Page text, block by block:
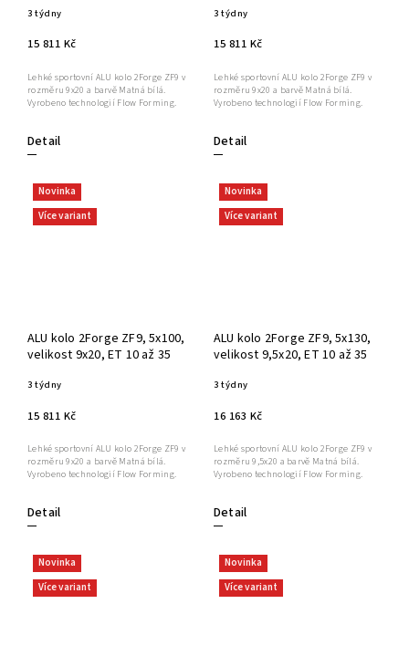
3 týdny
15 811 Kč
Detail
Lehké sportovní ALU kolo 2Forge ZF9 v
rozměru 9x20 a barvě Matná bílá.
Vyrobeno technologií Flow Forming.
3 týdny
15 811 Kč
Detail
Lehké sportovní ALU kolo 2Forge ZF9 v
rozměru 9x20 a barvě Matná bílá.
Vyrobeno technologií Flow Forming.
Novinka
Více variant
ALU kolo 2Forge ZF9, 5x100,
velikost 9x20, ET 10 až 35
3 týdny
15 811 Kč
Detail
Lehké sportovní ALU kolo 2Forge ZF9 v
rozměru 9x20 a barvě Matná bílá.
Vyrobeno technologií Flow Forming.
Novinka
Více variant
ALU kolo 2Forge ZF9, 5x130,
velikost 9,5x20, ET 10 až 35
3 týdny
16 163 Kč
Detail
Lehké sportovní ALU kolo 2Forge ZF9 v
rozměru 9,5x20 a barvě Matná bílá.
Vyrobeno technologií Flow Forming.
Novinka
Více variant
Novinka
Více variant